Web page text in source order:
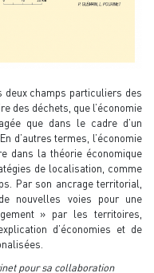
deux champs particuliers des
des déchets, que l’économie
que dans le cadre d’un
d’autres termes, l’économie
dans la théorie économique
de localisation, comme
Par son ancrage territorial,
nouvelles voies pour une
» par les territoires,
d’économies et de
pour sa collaboration